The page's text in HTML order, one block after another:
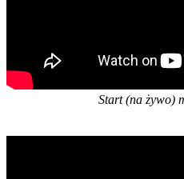
Start (na żywo)